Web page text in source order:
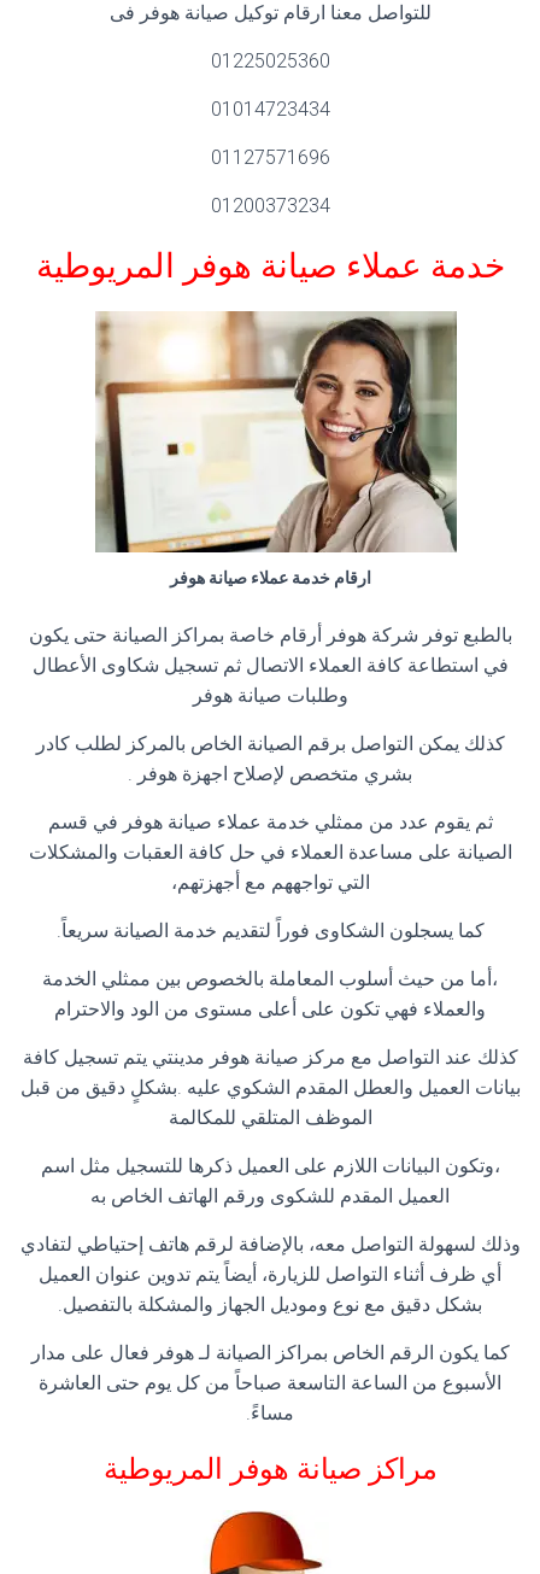
للتواصل معنا ارقام توكيل صيانة هوفر فى
01225025360
01014723434
01127571696
01200373234
خدمة عملاء صيانة هوفر المريوطية
ارقام خدمة عملاء صيانة هوفر
بالطبع توفر شركة هوفر أرقام خاصة بمراكز الصيانة حتى يكون
في استطاعة كافة العملاء الاتصال ثم تسجيل شكاوى الأعطال
وطلبات صيانة هوفر
كذلك يمكن التواصل برقم الصيانة الخاص بالمركز لطلب كادر
بشري متخصص لإصلاح اجهزة هوفر .
ثم يقوم عدد من ممثلي خدمة عملاء صيانة هوفر في قسم
الصيانة على مساعدة العملاء في حل كافة العقبات والمشكلات
التي تواجههم مع أجهزتهم،
كما يسجلون الشكاوى فوراً لتقديم خدمة الصيانة سريعاً.
،أما من حيث أسلوب المعاملة بالخصوص بين ممثلي الخدمة
والعملاء فهي تكون على أعلى مستوى من الود والاحترام
كذلك عند التواصل مع مركز صيانة هوفر مدينتي يتم تسجيل كافة
بيانات العميل والعطل المقدم الشكوي عليه .بشكلٍ دقيق من قبل
الموظف المتلقي للمكالمة
،وتكون البيانات اللازم على العميل ذكرها للتسجيل مثل اسم
العميل المقدم للشكوى ورقم الهاتف الخاص به
وذلك لسهولة التواصل معه، بالإضافة لرقم هاتف إحتياطي لتفادي
أي ظرف أثناء التواصل للزيارة، أيضاً يتم تدوين عنوان العميل
بشكل دقيق مع نوع وموديل الجهاز والمشكلة بالتفصيل.
كما يكون الرقم الخاص بمراكز الصيانة لـ هوفر فعال على مدار
الأسبوع من الساعة التاسعة صباحاً من كل يوم حتى العاشرة
مساءً.
مراكز صيانة هوفر المريوطية